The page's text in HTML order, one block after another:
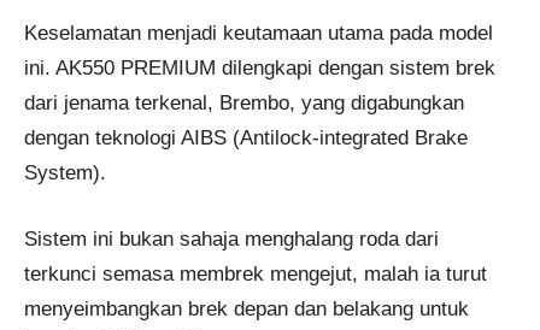
Keselamatan menjadi keutamaan utama pada model
ini. AK550 PREMIUM dilengkapi dengan sistem brek
dari jenama terkenal, Brembo, yang digabungkan
dengan teknologi AIBS (Antilock-integrated Brake
System).
Sistem ini bukan sahaja menghalang roda dari
terkunci semasa membrek mengejut, malah ia turut
menyeimbangkan brek depan dan belakang untuk